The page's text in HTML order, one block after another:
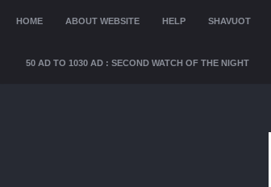
SKIP TO CONTENT
HOME ABOUT WEBSITE HELP SHAVUOT
50 AD TO 1030 AD : SECOND WATCH OF THE NIGHT